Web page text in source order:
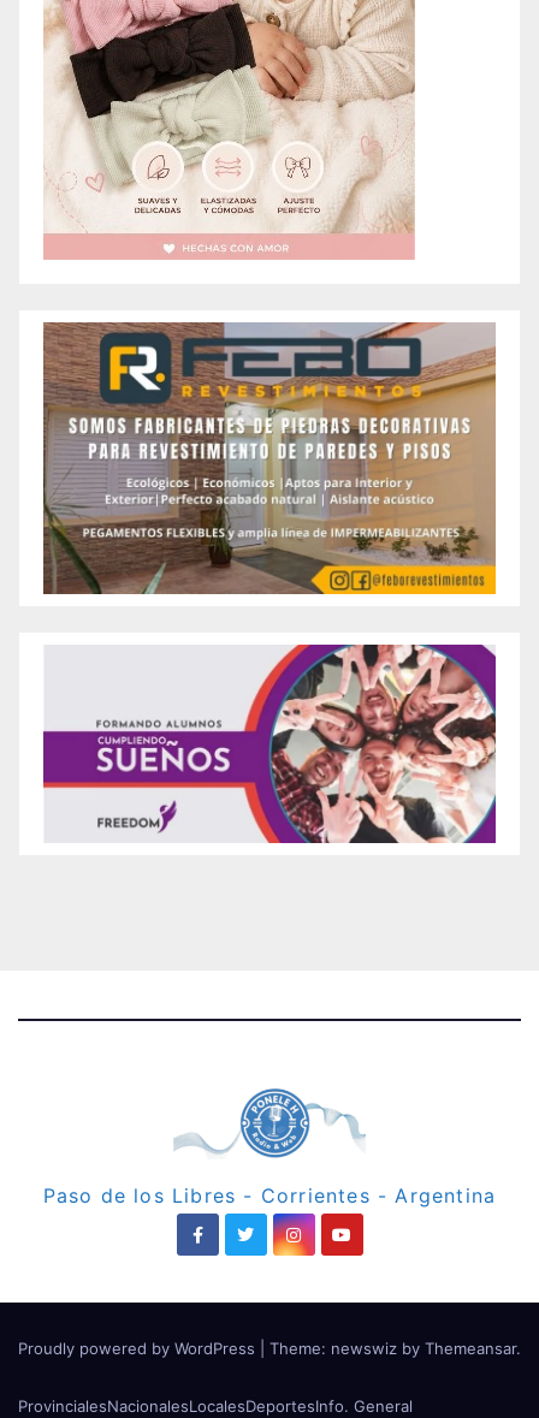
Paso de los Libres - Corrientes - Argentina
Proudly powered by WordPress Theme: newswiz by Themeansar.
ProvincialesNacionalesLocalesDeportesInfo. General